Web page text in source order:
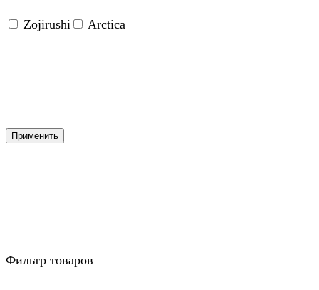
Zojirushi Arctica
Применить
Фильтр товаров